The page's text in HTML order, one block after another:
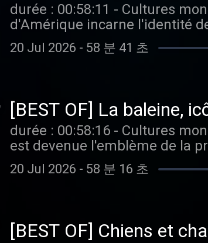
durée : 00:58:11 - Cultures monde - Devenu emblème national en 2016, le bison
d'Amérique incarne l'identité
quasi-disparition lors du
aimez ce podcast ? Pour
20 Jul 2026 - 58 분 41 초
[BEST OF] La baleine,
durée : 00:58:16 - Cultures monde - Quasi décimée par la chasse industrielle, la baleine
est devenue l'emblème de la
marin se retrouve au cœur
animaux sauvages. Vous aimez ce podcast ? Pour écouter tous les épisodes sans limite,
20 Jul 2026 - 58 분 16 초
[BEST OF] Chiens et